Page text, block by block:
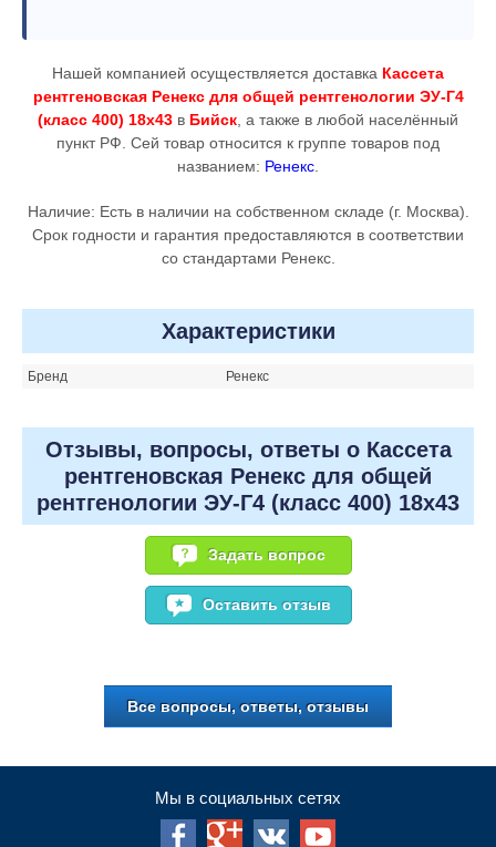
Нашей компанией осуществляется доставка Кассета
рентгеновская Ренекс для общей рентгенологии ЭУ-Г4
(класс 400) 18х43 в Бийск , а также в любой населённый
пункт РФ. Сей товар относится к группе товаров под
названием: Ренекс
Наличие: Есть в наличии на собственном складе (г. Москва).
Срок годности и гарантия предоставляются в соответствии
со стандартами Ренекс.
Характеристики
Бренд Ренекс
Отзывы, вопросы, ответы о Кассета
рентгеновская Ренекс для общей
рентгенологии ЭУ-Г4 (класс 400) 18х43
Задать вопрос
Оставить отзыв
Все вопросы, ответы, отзывы
Мы в социальных сетях